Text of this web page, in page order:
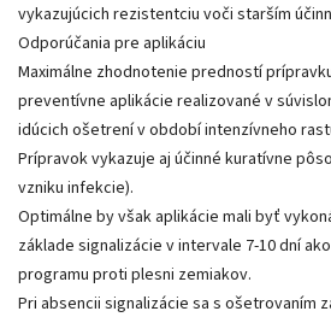
vykazujúcich rezistentciu voči starším
Odporúčania pre aplikáciu
Maximálne zhodnotenie predností
preventívne aplikácie realizované v
idúcich ošetrení v období intenzívneho
Prípravok vykazuje aj účinné kuratívne
vzniku infekcie).
Optimálne by však aplikácie mali byť
základe signalizácie v intervale 7-10 dní
programu proti plesni zemiakov.
Pri absencii signalizácie sa s ošetrovaním